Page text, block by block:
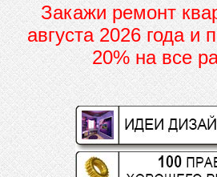
Закажи ремонт
августа 2026 года и
20% на все